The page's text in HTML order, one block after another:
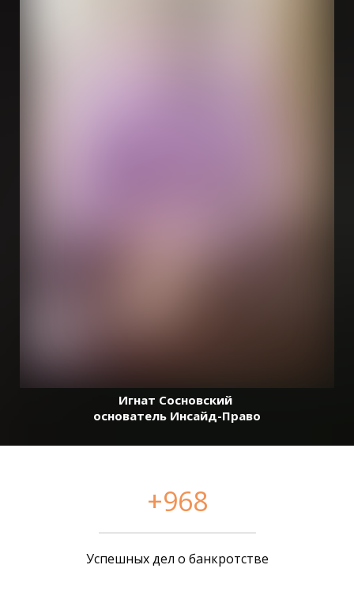
Игнат Сосновский
основатель Инсайд-Право
+968
Успешных дел о банкротстве